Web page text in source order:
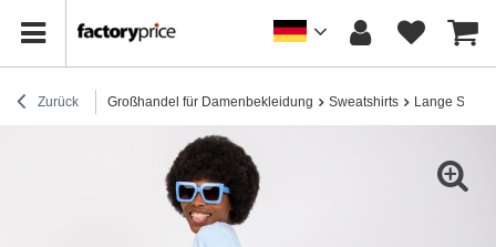
Zurück Großhandel für Damenbekleidung Sweatshirts Lange